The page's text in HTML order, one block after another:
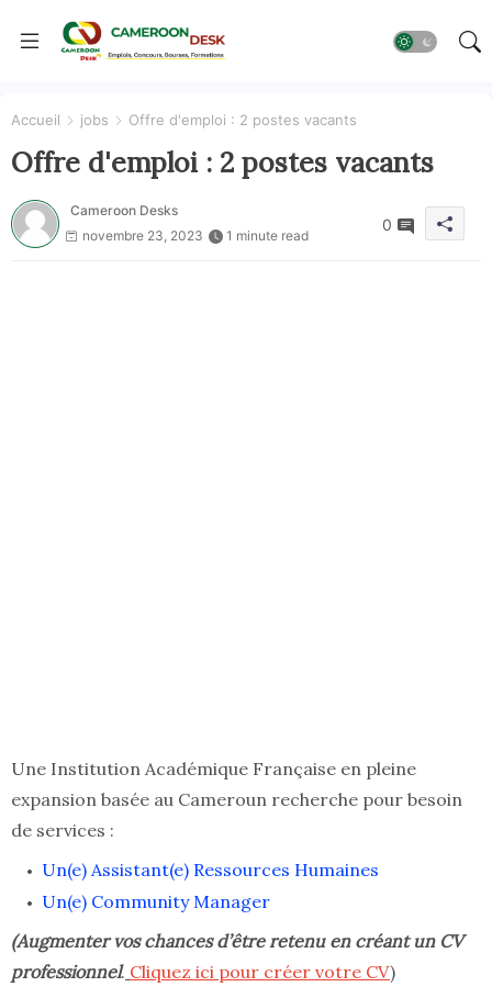
Accueil jobs Offre d'emploi : 2 postes vacants
Offre d'emploi : 2 postes vacants
Cameroon Desks
novembre 23, 2023
1 minute read
0
Une Institution Académique Française en pleine
expansion basée au Cameroun recherche pour besoin
de services :
Un(e) Assistant(e) Ressources Humaines
Un(e) Community Manager
(Augmenter vos chances d’être retenu en créant un CV
professionnel. Cliquez ici pour créer votre CV)